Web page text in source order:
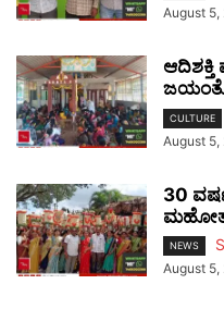
August 5,
CULTURE
August 5,
30
NEWS
August 5,